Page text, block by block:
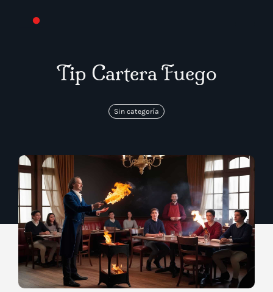
Tip Cartera Fuego
Sin categoría